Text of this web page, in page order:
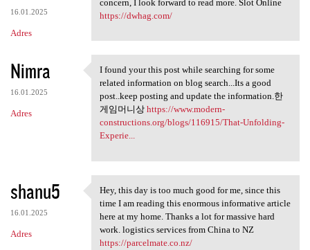
16.01.2025
Adres
concern, I look forward to read more. Slot Online
https://dwhag.com/
Nimra
16.01.2025
Adres
I found your this post while
I found your this post while searching for some
related information on blog search...Its a good
post..keep posting and update the information.한
게임머니상 https://www.modern-
constructions.org/blogs/116915/That-Unfolding-
Experie...
shanu5
16.01.2025
Adres
Hey, this day is too much
Hey, this day is too much good for me, since this
time I am reading this enormous informative article
here at my home. Thanks a lot for massive hard
work. logistics services from China to NZ
https://parcelmate.co.nz/